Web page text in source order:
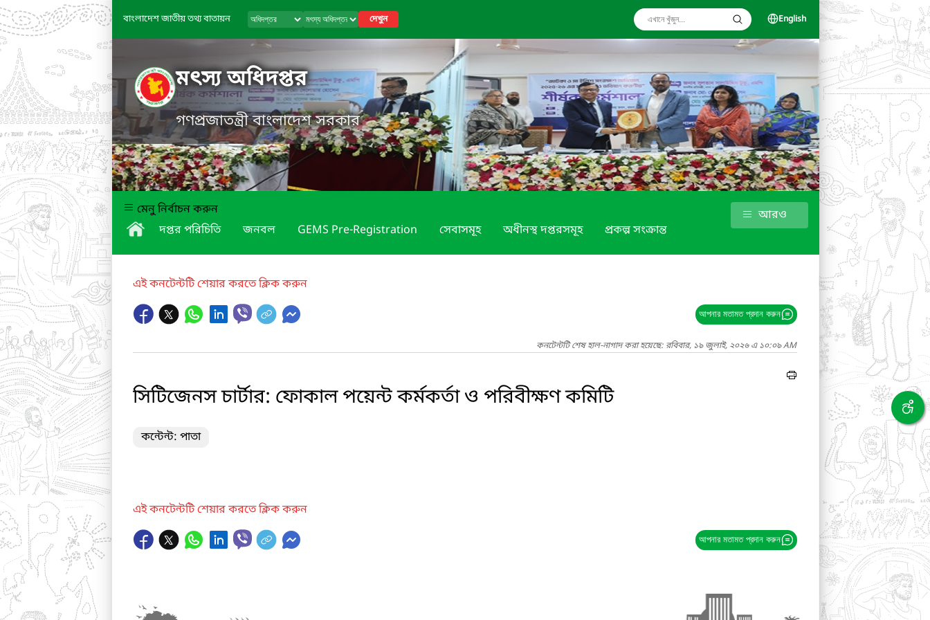
বাংলাদেশ জাতীয় তথ্য বাতায়ন দেখুন English
মৎস্য অধিদপ্তর
গণপ্রজাতন্ত্রী বাংলাদেশ সরকার
মেনু নির্বাচন করুন
দপ্তর পরিচিতি
জনবল GEMS Pre-Registration সেবাসমূহ অধীনস্থ দপ্তরসমূহ প্রকল্প সংক্রান্ত
আরও
এই কনটেন্টটি শেয়ার করতে ক্লিক করুন
আপনার মতামত প্রদান করুন
কনটেন্টটি শেষ হাল-নাগাদ করা হয়েছে: রবিবার, ১৯ জুলাই, ২০২৬ এ ১০:০৯ AM
সিটিজেনস চার্টার: ফোকাল পয়েন্ট কর্মকর্তা ও পরিবীক্ষণ কমিটি
কন্টেন্ট: পাতা
এই কনটেন্টটি শেয়ার করতে ক্লিক করুন
আপনার মতামত প্রদান করুন